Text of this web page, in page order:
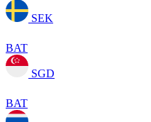
SEK
BAT
SGD
BAT